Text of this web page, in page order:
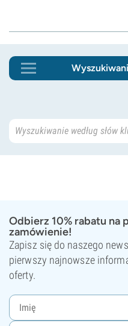
Odbierz 10% rabatu na
zamówienie!
Zapisz się do naszego
pierwszy najnowsze
oferty.